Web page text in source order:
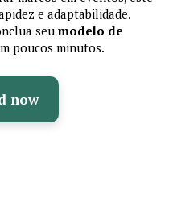
e adaptabilidade.
seu modelo de
poucos minutos.
now